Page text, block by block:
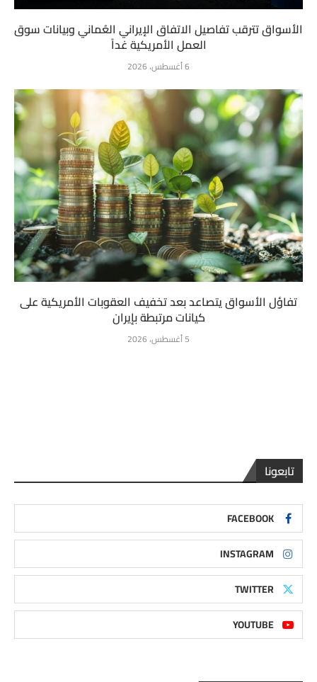
الأسواق تترقب تفاصيل الاتفاق الإيراني العُماني وبيانات سوق
العمل الأمريكية غداً
6 أغسطس، 2026
تفاؤل الأسواق يتصاعد بعد تخفيف العقوبات الأمريكية على
كيانات مرتبطة بإيران
5 أغسطس، 2026
تابعونا
FACEBOOK
INSTAGRAM
TWITTER
YOUTUBE